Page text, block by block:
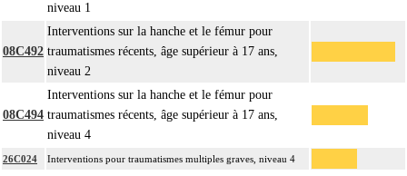
niveau 1
08C492
Interventions sur la hanche et le fémur pour
traumatismes récents, âge supérieur à 17 ans,
niveau 2
08C494
Interventions sur la hanche et le fémur pour
traumatismes récents, âge supérieur à 17 ans,
niveau 4
26C024 Interventions pour traumatismes multiples graves, niveau 4